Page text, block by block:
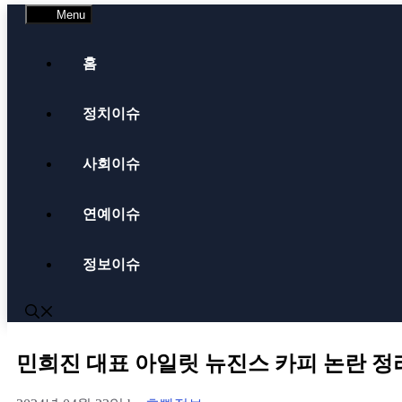
Menu
홈
정치이슈
사회이슈
연예이슈
정보이슈
민희진 대표 아일릿 뉴진스 카피 논란 정